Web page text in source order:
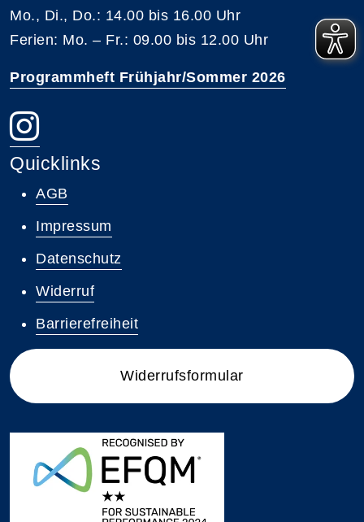
Mo., Di., Do.: 14.00 bis 16.00 Uhr
Ferien: Mo. – Fr.: 09.00 bis 12.00 Uhr
Programmheft Frühjahr/Sommer 2026
Quicklinks
AGB
Impressum
Datenschutz
Widerruf
Barrierefreiheit
Widerrufsformular